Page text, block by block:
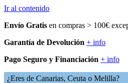
Ir al contenido
Envío Gratis en compras > 100€
Garantía de Devolución + info
Pago Seguro y Financiación + info
¿Eres de Canarias, Ceuta o Melilla?